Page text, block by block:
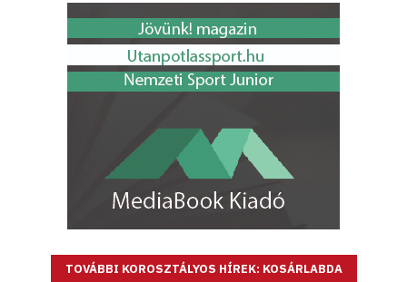
TOVÁBBI KOROSZTÁLYOS HÍREK: KOSÁRLABDA